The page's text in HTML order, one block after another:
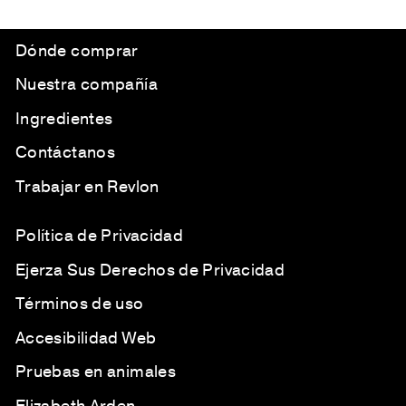
Dónde comprar
Nuestra compañía
Ingredientes
Contáctanos
Trabajar en Revlon
Política de Privacidad
Ejerza Sus Derechos de Privacidad
Términos de uso
Accesibilidad Web
Pruebas en animales